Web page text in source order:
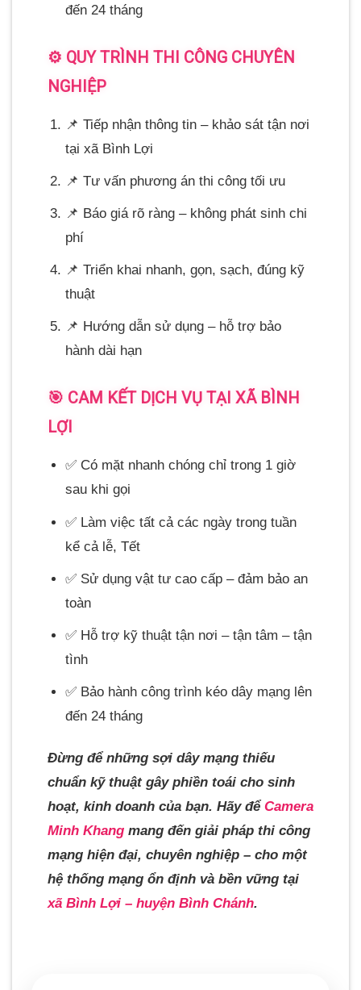
đến 24 tháng
⚙️ QUY TRÌNH THI CÔNG CHUYÊN
NGHIỆP
📌 Tiếp nhận thông tin – khảo sát tận nơi
tại xã Bình Lợi
📌 Tư vấn phương án thi công tối ưu
📌 Báo giá rõ ràng – không phát sinh chi
phí
📌 Triển khai nhanh, gọn, sạch, đúng kỹ
thuật
📌 Hướng dẫn sử dụng – hỗ trợ bảo
hành dài hạn
🎯 CAM KẾT DỊCH VỤ TẠI XÃ BÌNH
LỢI
✅ Có mặt nhanh chóng chỉ trong 1 giờ
sau khi gọi
✅ Làm việc tất cả các ngày trong tuần
kể cả lễ, Tết
✅ Sử dụng vật tư cao cấp – đảm bảo an
toàn
✅ Hỗ trợ kỹ thuật tận nơi – tận tâm – tận
tình
✅ Bảo hành công trình kéo dây mạng lên
đến 24 tháng
Đừng để những sợi dây mạng thiếu
chuẩn kỹ thuật gây phiền toái cho sinh
hoạt, kinh doanh của bạn. Hãy để Camera
Minh Khang mang đến giải pháp thi công
mạng hiện đại, chuyên nghiệp – cho một
hệ thống mạng ổn định và bền vững tại
xã Bình Lợi – huyện Bình Chánh.